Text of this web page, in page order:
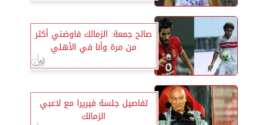
صالح جمعة: الزمالك فاوضني أكثر
من مرة وأنا في الأهلي
تفاصيل جلسة فيريرا مع لاعبي
الزمالك